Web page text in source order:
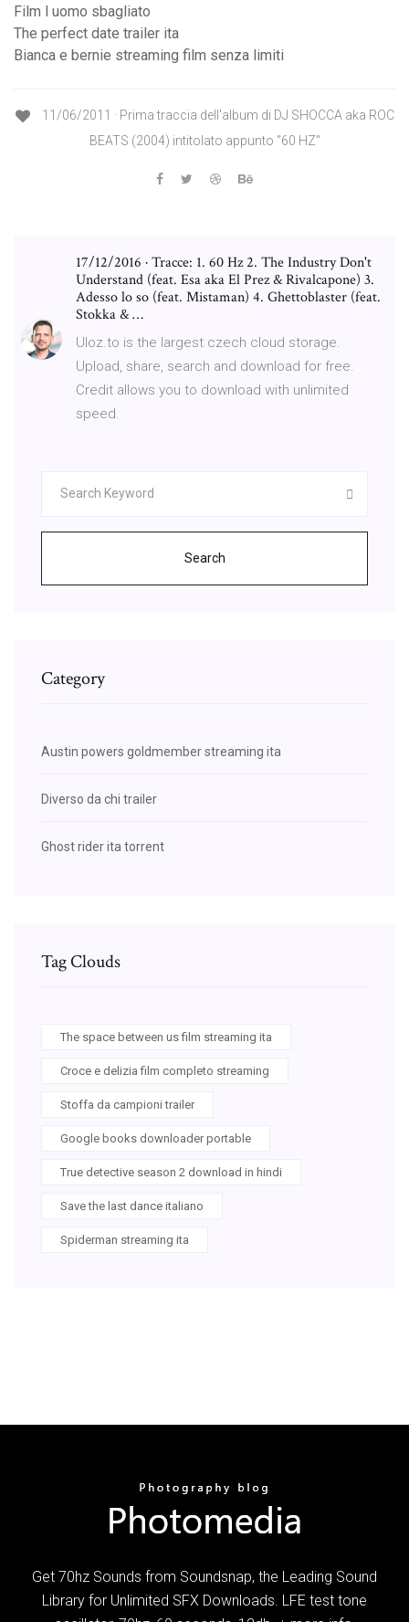
Film l uomo sbagliato
The perfect date trailer ita
Bianca e bernie streaming film senza limiti
11/06/2011 · Prima traccia dell'album di DJ SHOCCA aka ROC
BEATS (2004) intitolato appunto "60 HZ"
17/12/2016 · Tracce: 1. 60 Hz 2. The Industry Don't
Understand (feat. Esa aka El Prez & Rivalcapone) 3.
Adesso lo so (feat. Mistaman) 4. Ghettoblaster (feat.
Stokka & …
Uloz.to is the largest czech cloud storage.
Upload, share, search and download for free.
Credit allows you to download with unlimited
speed.
Search
Category
Austin powers goldmember streaming ita
Diverso da chi trailer
Ghost rider ita torrent
Tag Clouds
The space between us film streaming ita
Croce e delizia film completo streaming
Stoffa da campioni trailer
Google books downloader portable
True detective season 2 download in hindi
Save the last dance italiano
Spiderman streaming ita
Get 70hz Sounds from Soundsnap, the Leading Sound
Library for Unlimited SFX Downloads. LFE test tone